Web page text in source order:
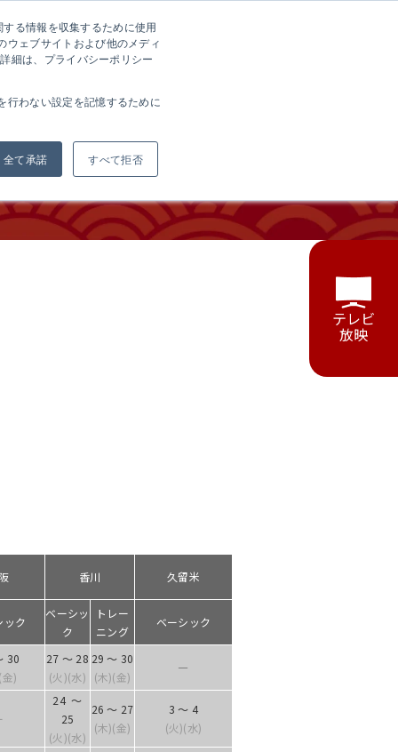
る情報を収集するために使用
ウェブサイトおよび他のメディ
細は、プライバシーポリシー
行わない設定を記憶するために
全て承諾 すべて拒否
へ 会社案内 採用情報
テレビ
放映
香川 久留米
ック
ベーシッ
ク
トレー
ニング
ベーシック
30
)
27 ～ 28
(火)(水)
29 ～ 30
(木)(金)
―
24 ～
25
(火)(水)
26 ～ 27
(木)(金)
3 ～ 4
(火)(水)